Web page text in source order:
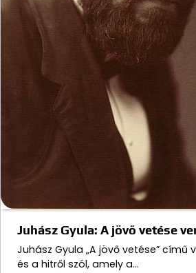
Juhász Gyula: A jövő vetése
Juhász Gyula „A jövő vetése” című
és a hitről szól, amely a…